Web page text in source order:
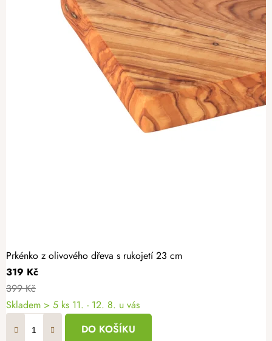
Prkénko z olivového dřeva s rukojetí 23 cm
319 Kč
399 Kč
Skladem > 5 ks 11. - 12. 8. u vás
DO KOŠÍKU